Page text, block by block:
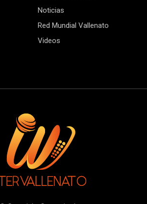
Noticias
Red Mundial Vallenato
Videos